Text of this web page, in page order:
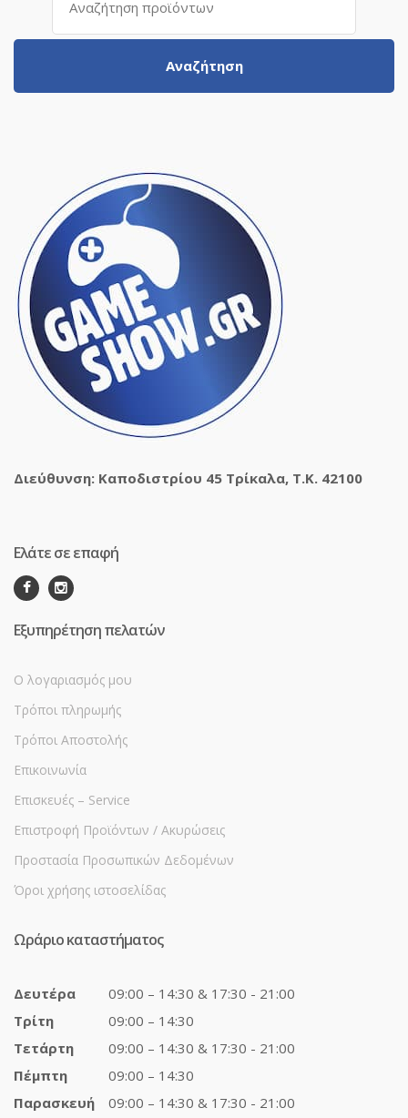
Αναζήτηση
Διεύθυνση: Καποδιστρίου 45 Τρίκαλα, Τ.Κ. 42100
Ελάτε σε επαφή
Εξυπηρέτηση πελατών
Ο λογαριασμός μου
Τρόποι πληρωμής
Τρόποι Αποστολής
Επικοινωνία
Επισκευές – Service
Επιστροφή Προϊόντων / Ακυρώσεις
Προστασία Προσωπικών Δεδομένων
Όροι χρήσης ιστοσελίδας
Ωράριο καταστήματος
Δευτέρα
09:00 – 14:30 & 17:30 - 21:00
Τρίτη
09:00 – 14:30
Τετάρτη
09:00 – 14:30 & 17:30 - 21:00
Πέμπτη
09:00 – 14:30
Παρασκευή
09:00 – 14:30 & 17:30 - 21:00